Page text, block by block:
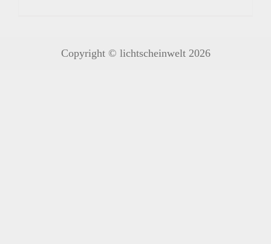
Copyright © lichtscheinwelt 2026